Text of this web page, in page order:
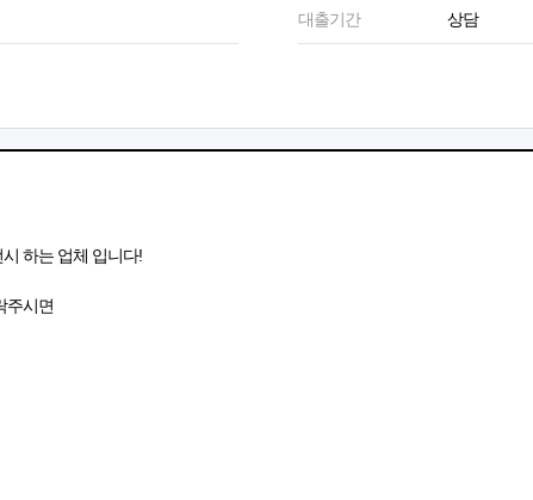
대출기간 상담
하는 업체 입니다!
주시면